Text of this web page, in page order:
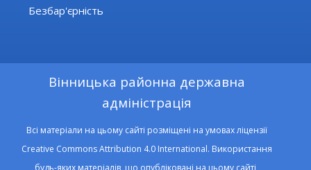
Безбар'єрність
Вінницька районна державна
адміністрація
Всі матеріали на цьому сайті розміщені на умовах ліцензії
Creative Commons Attribution 4.0 International. Використання
будь-яких матеріалів, що опубліковані на цьому сайті,